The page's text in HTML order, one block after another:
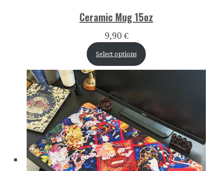
Ceramic Mug 15oz
9,90 €
Select options